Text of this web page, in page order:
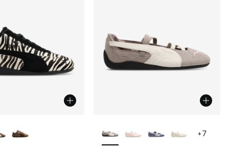
+7